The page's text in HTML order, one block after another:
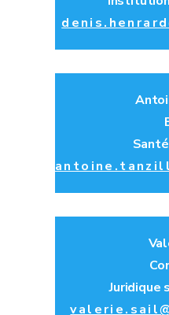
Juridique